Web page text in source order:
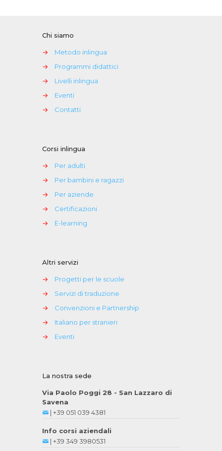
Chi siamo
→
Metodo inlingua
→
Programmi didattici
→
Livelli inlingua
→
Eventi
→
Contatti
Corsi inlingua
→
Per adulti
→
Per bambini e ragazzi
→
Per aziende
→
Certificazioni
→
E-learning
Altri servizi
→
Progetti per le scuole
→
Servizi di traduzione
→
Convenzioni e Partnership
→
Italiano per stranieri
→
Eventi
La nostra sede
Via Paolo Poggi 28 - San Lazzaro di
Savena
| +39 051 039 4381
Info corsi aziendali
| +39 349 3980531